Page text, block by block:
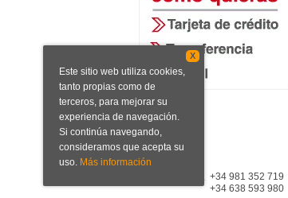
+34 981 352 719
+34 638 593 980
X
Este sitio web utiliza cookies,
tanto propias como de
terceros, para mejorar su
experiencia de navegación.
Si continúa navegando,
consideramos que acepta su
uso. Más información